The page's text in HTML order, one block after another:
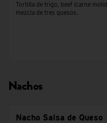
Tortilla de trigo, beef (carne
mezcla de tres quesos.
Nachos
Nacho Salsa de Queso